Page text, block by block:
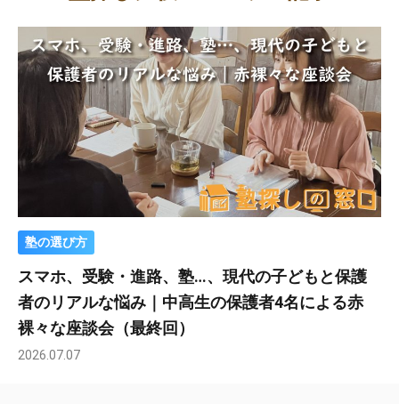
塾の選び方
スマホ、受験・進路、塾…、現代の子どもと保護
者のリアルな悩み｜中高生の保護者4名による赤
裸々な座談会（最終回）
2026.07.07